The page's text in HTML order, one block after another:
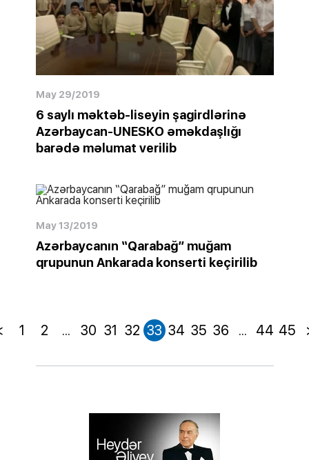
May 29/2019
6 saylı məktəb-liseyin şagirdlərinə
Azərbaycan-UNESKO əməkdaşlığı
barədə məlumat verilib
May 13/2019
Azərbaycanın “Qarabağ” muğam
qrupunun Ankarada konserti keçirilib
1 2 ... 30 31 32 33 34 35 36 ... 44 45